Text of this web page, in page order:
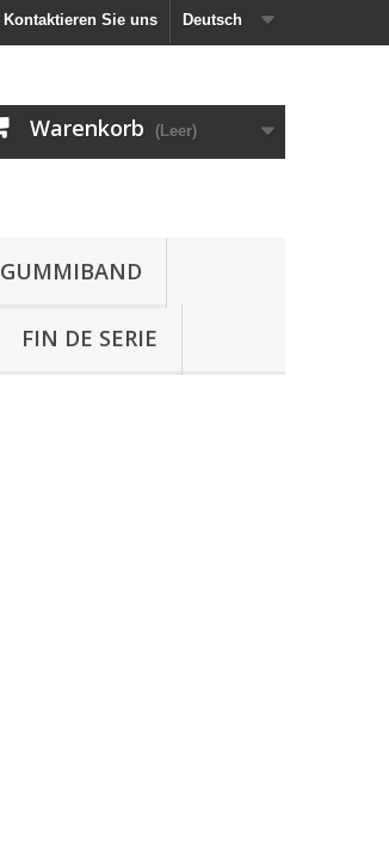
Deutsch
Kontaktieren Sie uns
Warenkorb (Leer)
GUMMIBAND
FIN DE SERIE